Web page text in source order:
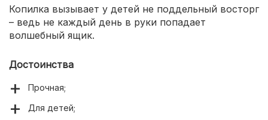
Копилка вызывает у детей не поддельный восторг
– ведь не каждый день в руки попадает
волшебный ящик.
Достоинства
Прочная;
Для детей;